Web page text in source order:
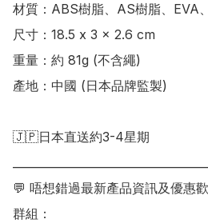
材質：ABS樹脂、AS樹脂、EVA
尺寸：18.5 x 3 x 2.6 cm
重量：約 81g (不含繩)
產地：中國 (日本品牌監製)
🇯🇵日本直送約3-4星期
💬 唔想錯過最新產品資訊及優惠
群組：